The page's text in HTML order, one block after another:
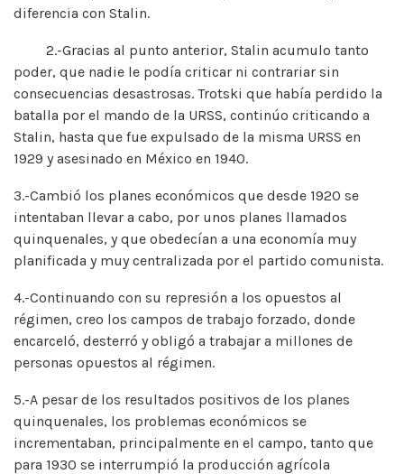
diferencia con Stalin.
2.-Gracias al punto anterior, Stalin acumulo tanto
poder, que nadie le podía criticar ni contrariar sin
consecuencias desastrosas. Trotski que había perdido la
batalla por el mando de la URSS, continúo criticando a
Stalin, hasta que fue expulsado de la misma URSS en
1929 y asesinado en México en 1940.
3.-Cambió los planes económicos que desde 1920 se
intentaban llevar a cabo, por unos planes llamados
quinquenales, y que obedecían a una economía muy
planificada y muy centralizada por el partido comunista.
4.-Continuando con su represión a los opuestos al
régimen, creo los campos de trabajo forzado, donde
encarceló, desterró y obligó a trabajar a millones de
personas opuestos al régimen.
5.-A pesar de los resultados positivos de los planes
quinquenales, los problemas económicos se
incrementaban, principalmente en el campo, tanto que
para 1930 se interrumpió la producción agrícola